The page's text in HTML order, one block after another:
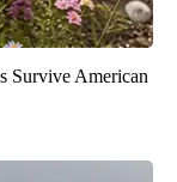
Survive American